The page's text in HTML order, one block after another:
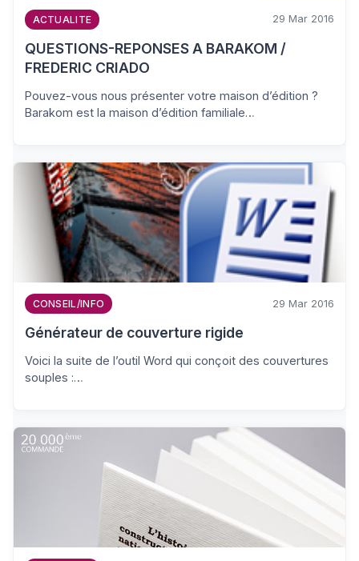
ACTUALITE 29 Mar 2016
QUESTIONS-REPONSES A BARAKOM /
FREDERIC CRIADO
Pouvez-vous nous présenter votre maison d’édition ?
Barakom est la maison d’édition familiale…
CONSEIL/INFO 29 Mar 2016
Générateur de couverture rigide
Voici la suite de l’outil Word qui conçoit des couvertures
souples :…